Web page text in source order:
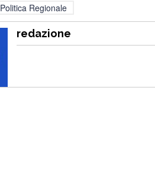
Politica Regionale
redazione